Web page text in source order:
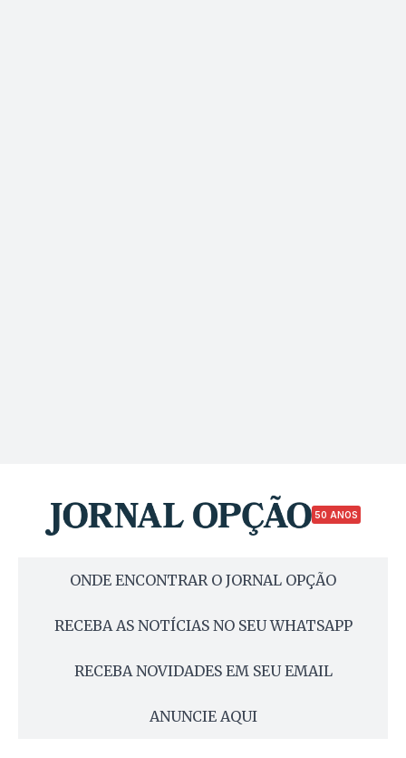
50 ANOS
ONDE ENCONTRAR O JORNAL OPÇÃO
RECEBA AS NOTÍCIAS NO SEU WHATSAPP
RECEBA NOVIDADES EM SEU EMAIL
ANUNCIE AQUI